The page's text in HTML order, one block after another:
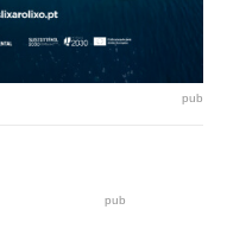
pub
pub